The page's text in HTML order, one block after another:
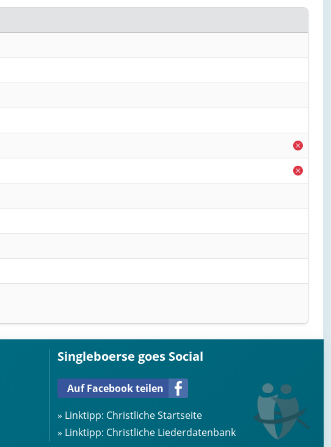
Singleboerse goes Social
Auf Facebook teilen
» Linktipp: Christliche Startseite
» Linktipp: Christliche Liederdatenbank